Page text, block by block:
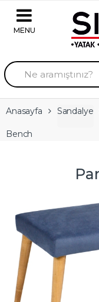
Skip to navigation
Skip to content
A
r
a
m
a
Anasayfa Sandalye
Bench